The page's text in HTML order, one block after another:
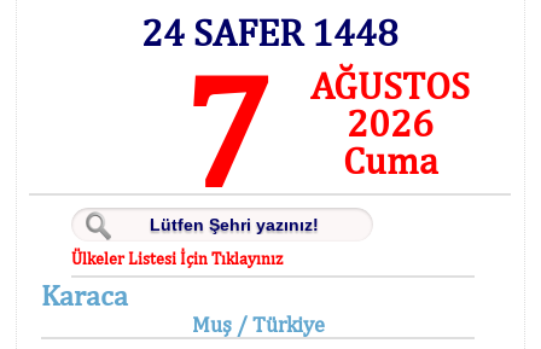
24 SAFER 1448
7
AĞUSTOS
2026
Cuma
Ülkeler Listesi İçin Tıklayınız
Karaca
Muş / Türkiye